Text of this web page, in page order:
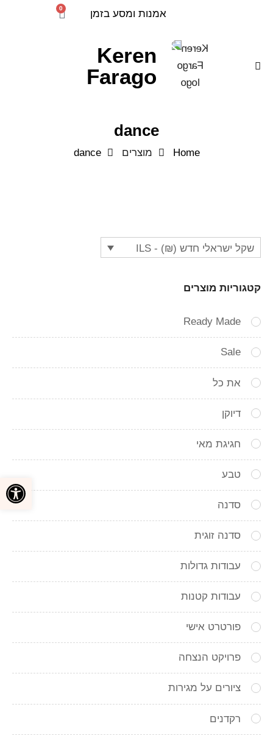
אמנות ומסע בזמן 0
Keren
Farago
dance
Home מוצרים dance
שקל ישראלי חדש (₪) - ILS
קטגוריות מוצרים
Ready Made
Sale
את כל
דיוקן
חגיגת מאי
טבע
סדנה
סדנה זוגית
עבודות גדולות
עבודות קטנות
פורטרט אישי
פרויקט הנצחה
ציורים על מגירות
רקדנים
פתח